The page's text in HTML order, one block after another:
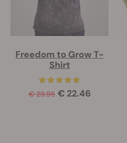
Freedom to Grow T-
Shirt
€ 29.95 € 22.46